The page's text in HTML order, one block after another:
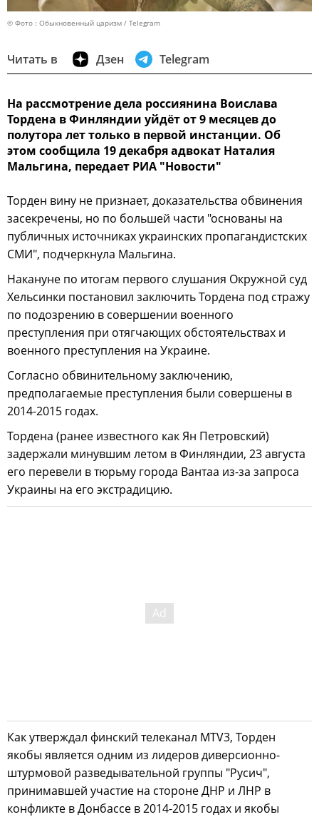
© Фото : Обыкновенный царизм / Telegram
Читать в Дзен Telegram
На рассмотрение дела россиянина Воислава
Тордена в Финляндии уйдёт от 9 месяцев до
полутора лет только в первой инстанции. Об
этом сообщила 19 декабря адвокат Наталия
Мальгина, передает РИА "Новости"
Торден вину не признает, доказательства обвинения
засекречены, но по большей части "основаны на
публичных источниках украинских пропагандистских
СМИ", подчеркнула Мальгина.
Накануне по итогам первого слушания Окружной суд
Хельсинки постановил заключить Тордена под стражу
по подозрению в совершении военного
преступления при отягчающих обстоятельствах и
военного преступления на Украине.
Согласно обвинительному заключению,
предполагаемые преступления были совершены в
2014-2015 годах.
Тордена (ранее известного как Ян Петровский)
задержали минувшим летом в Финляндии, 23 августа
его перевели в тюрьму города Вантаа из-за запроса
Украины на его экстрадицию.
Как утверждал финский телеканал MTV3, Торден
якобы является одним из лидеров диверсионно-
штурмовой разведывательной группы "Русич",
принимавшей участие на стороне ДНР и ЛНР в
конфликте в Донбассе в 2014-2015 годах и якобы